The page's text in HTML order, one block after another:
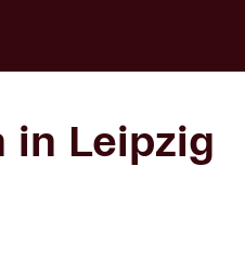
in Leipzig